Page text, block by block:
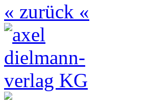
« zurück «